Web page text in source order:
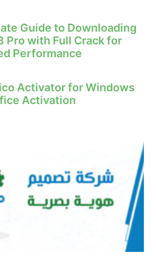
Guide to Downloading
3 Pro with Full Crack for
Performance
Activator for Windows
Activation